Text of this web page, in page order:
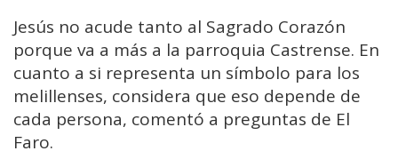
Jesús no acude tanto al Sagrado Corazón
porque va a más a la parroquia Castrense. En
cuanto a si representa un símbolo para los
melillenses, considera que eso depende de
cada persona, comentó a preguntas de El
Faro.